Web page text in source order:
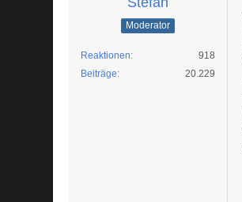
Moderator
Reaktionen
918
Beiträge
20.229